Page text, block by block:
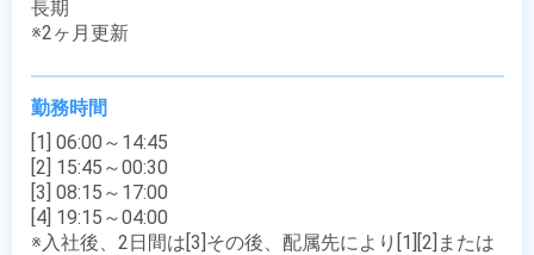
長期
※2ヶ月更新
勤務時間
[1] 06:00～14:45
[2] 15:45～00:30
[3] 08:15～17:00
[4] 19:15～04:00
※入社後、2日間は[3]その後、配属先により[1][2]または